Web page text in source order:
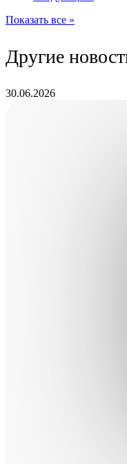
Показать все »
Другие
30.06.2026